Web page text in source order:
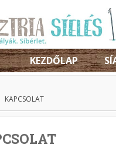
KEZDŐLAP
KAPCSOLAT